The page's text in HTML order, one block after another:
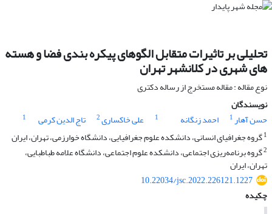
تحلیلی بر تاثیرات متقابل الگوهای پیکره بندی فضا و هسته
های شهری در کلانشهر تهران
نوع مقاله : مقاله مستخرج از رساله دکتری
نویسندگان
حسن آهار1 احمد زنگانه 1 علی خاکساری2 تاج الدین کرمی
1
1گروه جغرافیای انسانی، دانشکده علوم جغرافیایی، دانشگاه خوارزمی، تهران، ایران
2گروه برنامه‌ریزی اجتماعی، دانشکده علوم اجتماعی، دانشگاه علامه طباطبایی،
تهران، ایران
10.22034/jsc.2022.226121.1227
چکیده